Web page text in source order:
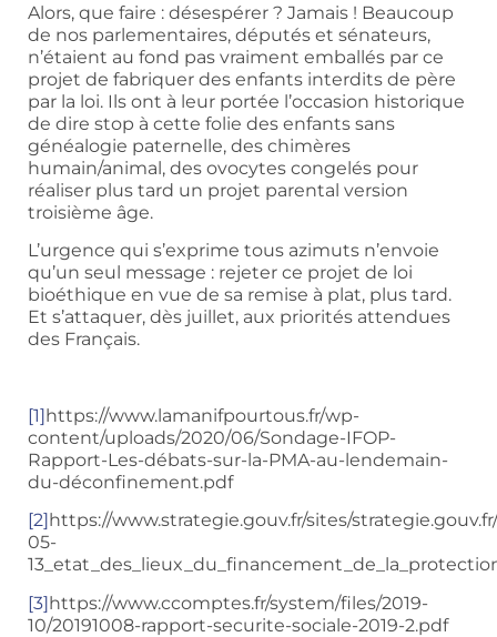
Alors, que faire : désespérer ? Jamais ! Beaucoup
de nos parlementaires, députés et sénateurs,
n’étaient au fond pas vraiment emballés par ce
projet de fabriquer des enfants interdits de père
par la loi. Ils ont à leur portée l’occasion historique
de dire stop à cette folie des enfants sans
généalogie paternelle, des chimères
humain/animal, des ovocytes congelés pour
réaliser plus tard un projet parental version
troisième âge.
L’urgence qui s’exprime tous azimuts n’envoie
qu’un seul message : rejeter ce projet de loi
bioéthique en vue de sa remise à plat, plus tard.
Et s’attaquer, dès juillet, aux priorités attendues
des Français.
[1]https://www.lamanifpourtous.fr/wp-
content/uploads/2020/06/Sondage-IFOP-
Rapport-Les-débats-sur-la-PMA-au-lendemain-
du-déconfinement.pdf
[2] https://www.strategie.gouv.fr/sites/
05-
[3]https://www.ccomptes.fr/system/files/2019-
10/20191008-rapport-securite-sociale-2019-2.pdf